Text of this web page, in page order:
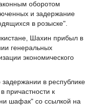
оборотом
и задержание
в розыске".
Шахин прибыл в
генеральных
экономического
в республике
причастности к
шафак" со ссылкой на